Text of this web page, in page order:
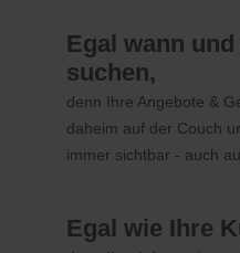
Egal wann
suchen,
denn Ihre Angebote &
daheim auf der Couch
immer sichtbar - auch
Egal wie Ihre